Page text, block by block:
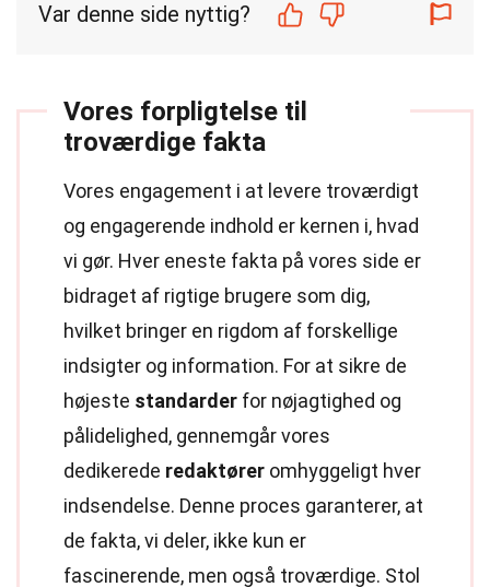
Var denne side nyttig?
Vores forpligtelse til
troværdige fakta
Vores engagement i at levere troværdigt
og engagerende indhold er kernen i, hvad
vi gør. Hver eneste fakta på vores side er
bidraget af rigtige brugere som dig,
hvilket bringer en rigdom af forskellige
indsigter og information. For at sikre de
højeste standarder for nøjagtighed og
pålidelighed, gennemgår vores
dedikerede redaktører omhyggeligt hver
indsendelse. Denne proces garanterer, at
de fakta, vi deler, ikke kun er
fascinerende, men også troværdige. Stol